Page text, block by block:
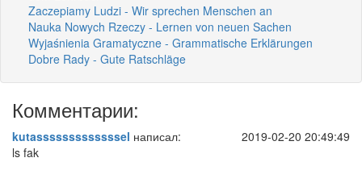
Zaczepiamy Ludzi - Wir sprechen Menschen an
Nauka Nowych Rzeczy - Lernen von neuen Sachen
Wyjaśnienia Gramatyczne - Grammatische Erklärungen
Dobre Rady - Gute Ratschläge
Комментарии:
kutasssssssssssssel написал:
2019-02-20 20:49:49
ls fak